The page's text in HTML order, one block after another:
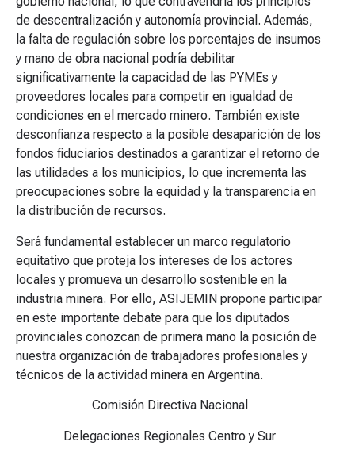
de descentralización y autonomía provincial. Además,
la falta de regulación sobre los porcentajes de insumos
y mano de obra nacional podría debilitar
significativamente la capacidad de las PYMEs y
proveedores locales para competir en igualdad de
condiciones en el mercado minero. También existe
desconfianza respecto a la posible desaparición de los
fondos fiduciarios destinados a garantizar el retorno de
las utilidades a los municipios, lo que incrementa las
preocupaciones sobre la equidad y la transparencia en
la distribución de recursos.
Será fundamental establecer un marco regulatorio
equitativo que proteja los intereses de los actores
locales y promueva un desarrollo sostenible en la
industria minera. Por ello, ASIJEMIN propone participar
en este importante debate para que los diputados
provinciales conozcan de primera mano la posición de
nuestra organización de trabajadores profesionales y
técnicos de la actividad minera en Argentina.
Comisión Directiva Nacional
Delegaciones Regionales Centro y Sur